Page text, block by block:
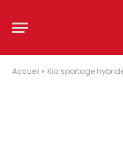
Accueil » Kia sportage